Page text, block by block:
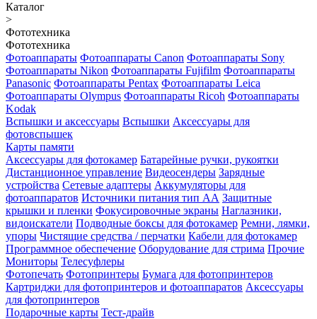
Каталог
>
Фототехника
Фототехника
Фотоаппараты Фотоаппараты Canon Фотоаппараты Sony
Фотоаппараты Nikon Фотоаппараты Fujifilm Фотоаппараты
Panasonic Фотоаппараты Pentax Фотоаппараты Leica
Фотоаппараты Olympus Фотоаппараты Ricoh Фотоаппараты
Kodak
Вспышки и аксессуары Вспышки Аксессуары для
фотовспышек
Карты памяти
Аксессуары для фотокамер Батарейные ручки, рукоятки
Дистанционное управление Видеосендеры Зарядные
устройства Сетевые адаптеры Аккумуляторы для
фотоаппаратов Источники питания тип АА Защитные
крышки и пленки Фокусировочные экраны Наглазники,
видоискатели Подводные боксы для фотокамер Ремни, лямки,
упоры Чистящие средства / перчатки Кабели для фотокамер
Программное обеспечение Оборудование для стрима Прочие
Мониторы Телесуфлеры
Фотопечать Фотопринтеры Бумага для фотопринтеров
Картриджи для фотопринтеров и фотоаппаратов Аксессуары
для фотопринтеров
Подарочные карты Тест-драйв